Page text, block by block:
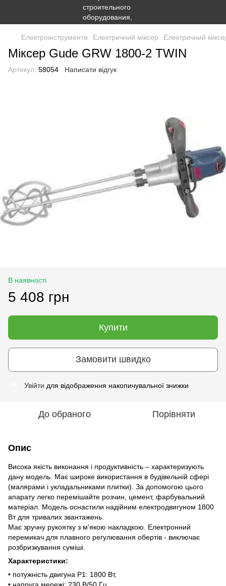
Електроінструменти Електричний міксер Електричний
Міксер Gude GRW 1800-2 TWIN
Артикул: 58054 Написати відгук
В наявності
5 408 грн
Купити
Замовити швидко
Увійти для відображення накопичувальної знижки
До обраного Порівняти
Опис
Висока якість виконання і продуктивність – характеризують
дану модель. Має широке використання в будівельній сфері
(малярами і укладальниками плитки). За допомогою цього
апарату легко перемішайте розчин, цемент, фарбувальний
матеріал. Модель оснастили надійним електродвигуном 1800
Вт для тривалих звантажень.
Має зручну рукоятку з м'якою накладкою. Електронний
перемикач для плавного регулювання обертів - виключає
розбризкування суміші.
Характеристики:
• потужність двигуна P1: 1800 Вт,
• напруга мережі: 230 В/50 Гц,